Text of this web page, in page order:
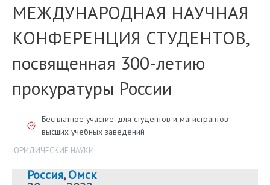
МЕЖДУНАРОДНАЯ НАУЧНАЯ
КОНФЕРЕНЦИЯ СТУДЕНТОВ,
посвященная 300-летию
прокуратуры России
Бесплатное участие: для студентов и магистрантов
высших учебных заведений
ЮРИДИЧЕСКИЕ НАУКИ
Россия,Омск